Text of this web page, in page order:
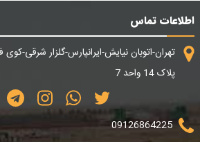
اطلاعات تماس
تهران-اتوبان نیایش-ایرانپارس-گلزار
پلاک 14 واحد 7
09126864225